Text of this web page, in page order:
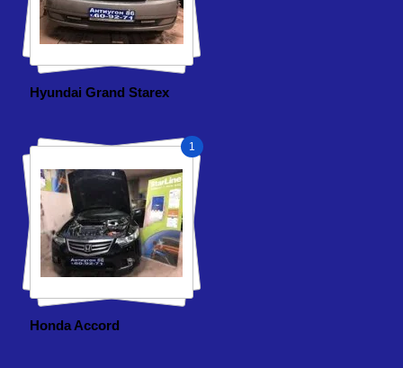
Hyundai Grand Starex
1
Honda Accord